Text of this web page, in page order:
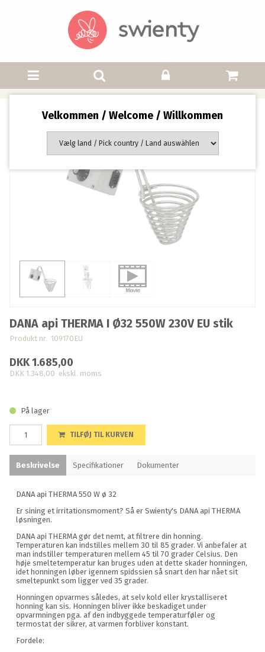
Velkommen / Welcome / Willkommen
DANA api THERMA I Ø32 550W 230V EU stik
Produkt nr. 109170EU
DKK 1.685,00
DKK 1.348,00 ekskl. moms
På lager
TILFØJ TIL KURVEN
Beskrivelse Specifikationer Dokumenter
DANA api THERMA 550 W ø 32
Er sining et irritationsmoment? Så er Swienty's DANA api THERMA
løsningen.
DANA api THERMA gør det nemt, at filtrere din honning.
Temperaturen kan indstilles mellem 30 til 85 grader. Vi anbefaler at
man indstiller temperaturen mellem 45 til 70 grader Celsius. Den
høje smeltetemperatur kan bruges uden at dette skader honningen,
idet honningen løber igennem spidssien så snart den har nået sit
smeltepunkt som ligger ved 35 grader.
Honningen opvarmes således, at selv kold eller krystalliseret
honning kan sis. Honningen bliver ikke beskadiget under
opvarmningen pga. af den indbyggede temperaturføler og
termostat der sikrer, at varmen forbliver konstant.
Fordele: